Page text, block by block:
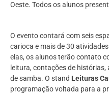
Oeste. Todos os alunos
O evento contará com seis
carioca e mais de 30
elas, os alunos terão contato
leitura, contações de
de samba. O stand Leituras
programação voltada para a